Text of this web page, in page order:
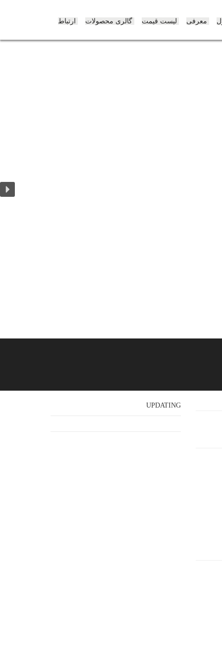
معرفی لیست قیمت گالری محصولات ارتباط
UPDATING